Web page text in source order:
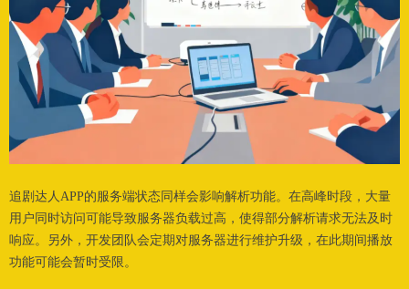
追剧达人APP的服务端状态同样会影响解析功能。在高峰时段，大量
用户同时访问可能导致服务器负载过高，使得部分解析请求无法及时
响应。另外，开发团队会定期对服务器进行维护升级，在此期间播放
功能可能会暂时受限。